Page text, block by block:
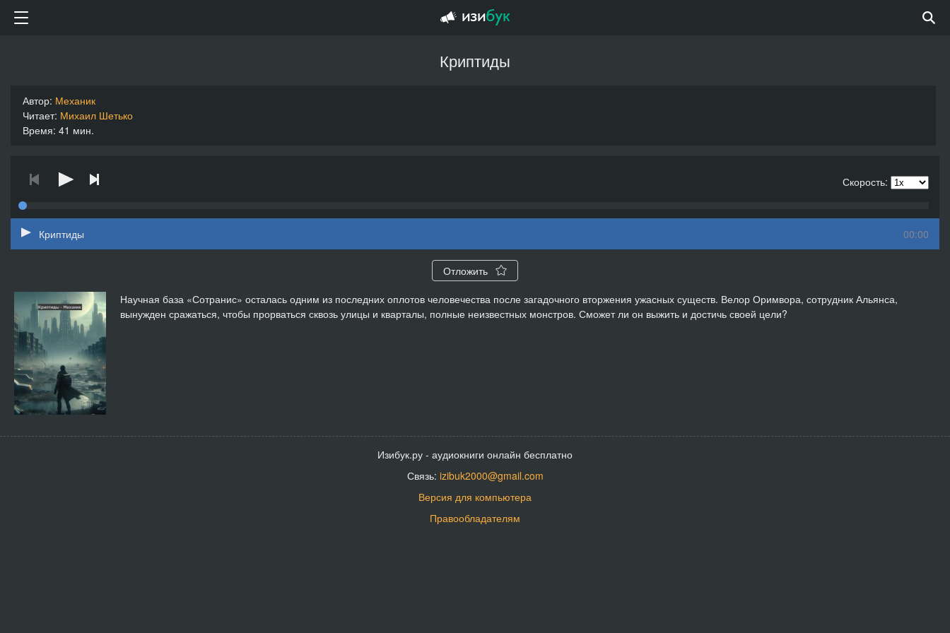
Криптиды
Автор: Механик
Читает: Михаил Шетько
Время: 41 мин.
Скорость:
00:00
Криптиды
Отложить
Научная база «Сотранис» осталась одним из последних оплотов человечества после загадочного вторжения ужасных существ. Велор Оримвора, сотрудник Альянса,
вынужден сражаться, чтобы прорваться сквозь улицы и кварталы, полные неизвестных монстров. Сможет ли он выжить и достичь своей цели?
Изибук.ру - аудиокниги онлайн бесплатно
Связь: izibuk2000@gmail.com
Версия для компьютера
Правообладателям